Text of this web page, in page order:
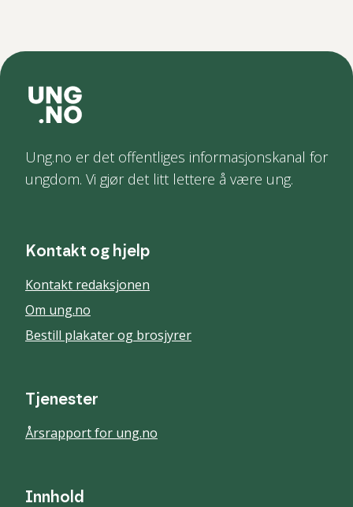
Ung.no er det offentliges informasjonskanal for
ungdom. Vi gjør det litt lettere å være ung.
Kontakt og hjelp
Kontakt redaksjonen
Om ung.no
Bestill plakater og brosjyrer
Tjenester
Årsrapport for ung.no
Innhold